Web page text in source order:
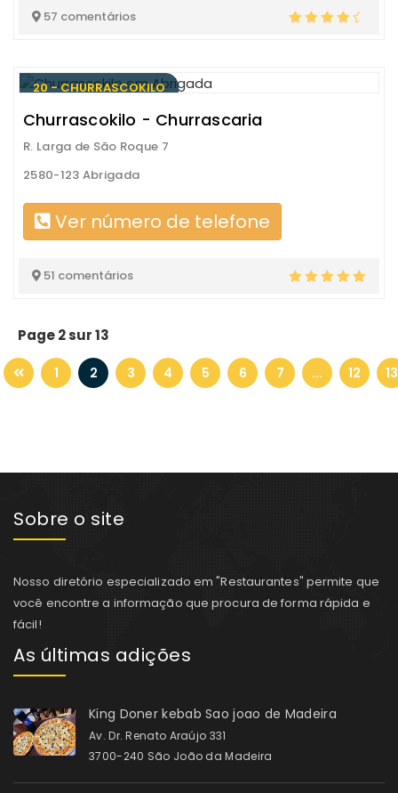
57 comentários
20 - CHURRASCOKILO
Churrascokilo - Churrascaria
R. Larga de São Roque 7
2580-123 Abrigada
Ver número de telefone
51 comentários
Page 2 sur 13
1 2 3 4 5 6 7 ... 12 13
Sobre o site
Nosso diretório especializado em "Restaurantes" permite que
você encontre a informação que procura de forma rápida e
fácil!
As últimas adições
King Doner kebab Sao joao de Madeira
Av. Dr. Renato Araújo 331
3700-240 São João da Madeira